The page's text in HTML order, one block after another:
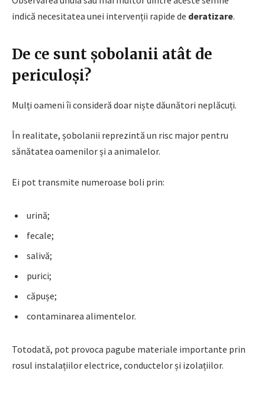
indică necesitatea unei intervenții rapide de deratizare.
De ce sunt șobolanii atât de
periculoși?
Mulți oameni îi consideră doar niște dăunători neplăcuți.
În realitate, șobolanii reprezintă un risc major pentru
sănătatea oamenilor și a animalelor.
Ei pot transmite numeroase boli prin:
urină;
fecale;
salivă;
purici;
căpușe;
contaminarea alimentelor.
Totodată, pot provoca pagube materiale importante prin
rosul instalațiilor electrice, conductelor și izolațiilor.